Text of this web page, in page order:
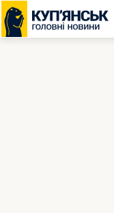
Перейти
до
вмісту